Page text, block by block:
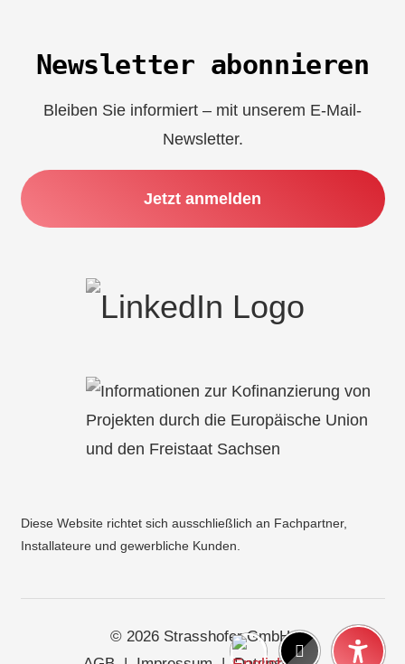
Newsletter abonnieren
Bleiben Sie informiert – mit unserem E-Mail-
Newsletter.
Jetzt anmelden
Diese Website richtet sich ausschließlich an Fachpartner,
Installateure und gewerbliche Kunden.
© 2026 Strasshofer GmbH.